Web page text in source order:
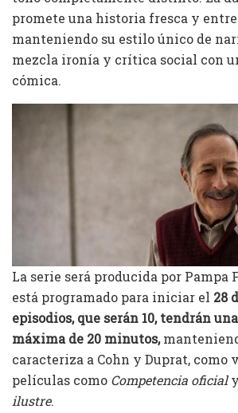
promete una historia fresca y
manteniendo su estilo único de
mezcla ironía y crítica social con
cómica.
La serie será producida por Pampa
está programado para iniciar el 28
episodios, que serán 10, tendrán
máxima de 20 minutos,
caracteriza a Cohn y Duprat, como
películas como Competencia oficialy
ilustre.